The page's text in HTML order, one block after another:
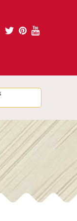
Twitter PinterestYoutube